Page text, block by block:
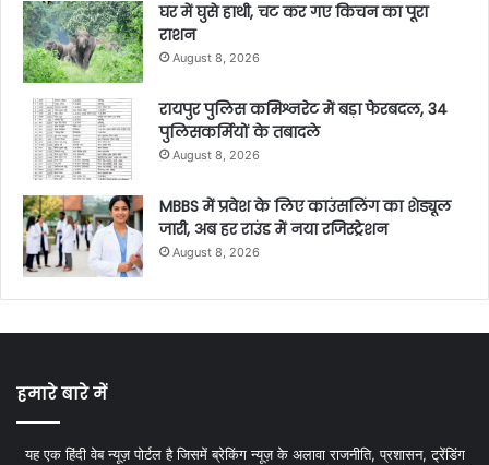
घर में घुसे हाथी, चट कर गए किचन का पूरा
राशन
August 8, 2026
रायपुर पुलिस कमिश्नरेट में बड़ा फेरबदल, 34
पुलिसकर्मियों के तबादले
August 8, 2026
MBBS में प्रवेश के लिए काउंसलिंग का शेड्यूल
जारी, अब हर राउंड में नया रजिस्ट्रेशन
August 8, 2026
हमारे बारे में
यह एक हिंदी वेब न्यूज़ पोर्टल है जिसमें ब्रेकिंग न्यूज़ के अलावा राजनीति, प्रशासन, ट्रेंडिंग